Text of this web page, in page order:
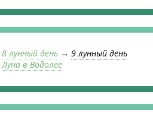
8 лунный день → 9 лунный день
Луна в Водолее